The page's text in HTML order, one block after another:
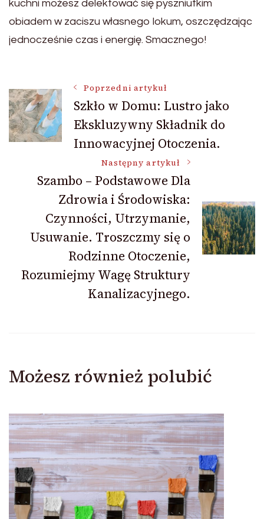
kuchni możesz delektować się pyszniutkim
obiadem w zaciszu własnego lokum, oszczędzając
jednocześnie czas i energię. Smacznego!
Nawigacja
wpisu
Poprzedni artykuł
Szkło w Domu: Lustro jako
Ekskluzywny Składnik do
Innowacyjnej Otoczenia.
Następny artykuł
Szambo – Podstawowe Dla
Zdrowia i Środowiska:
Czynności, Utrzymanie,
Usuwanie. Troszczmy się o
Rodzinne Otoczenie,
Rozumiejmy Wagę Struktury
Kanalizacyjnego.
Możesz również polubić